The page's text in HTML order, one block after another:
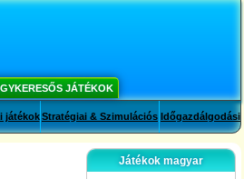
JÁTÉKOK
játékok Stratégiai & Szimulációs Időgazdálgodási
Játékok magyar